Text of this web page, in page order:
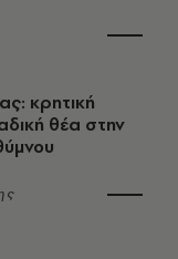
κρητική
θέα στην